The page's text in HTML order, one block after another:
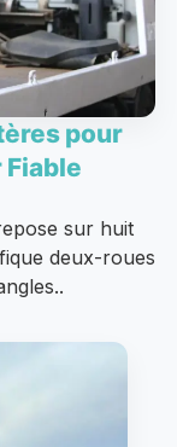
pour
Fiable
sur huit
deux-roues